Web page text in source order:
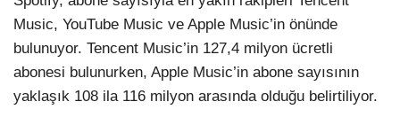
Music, YouTube Music ve Apple Music’in önünde
bulunuyor. Tencent Music’in 127,4 milyon ücretli
abonesi bulunurken, Apple Music’in abone sayısının
yaklaşık 108 ila 116 milyon arasında olduğu belirtiliyor.